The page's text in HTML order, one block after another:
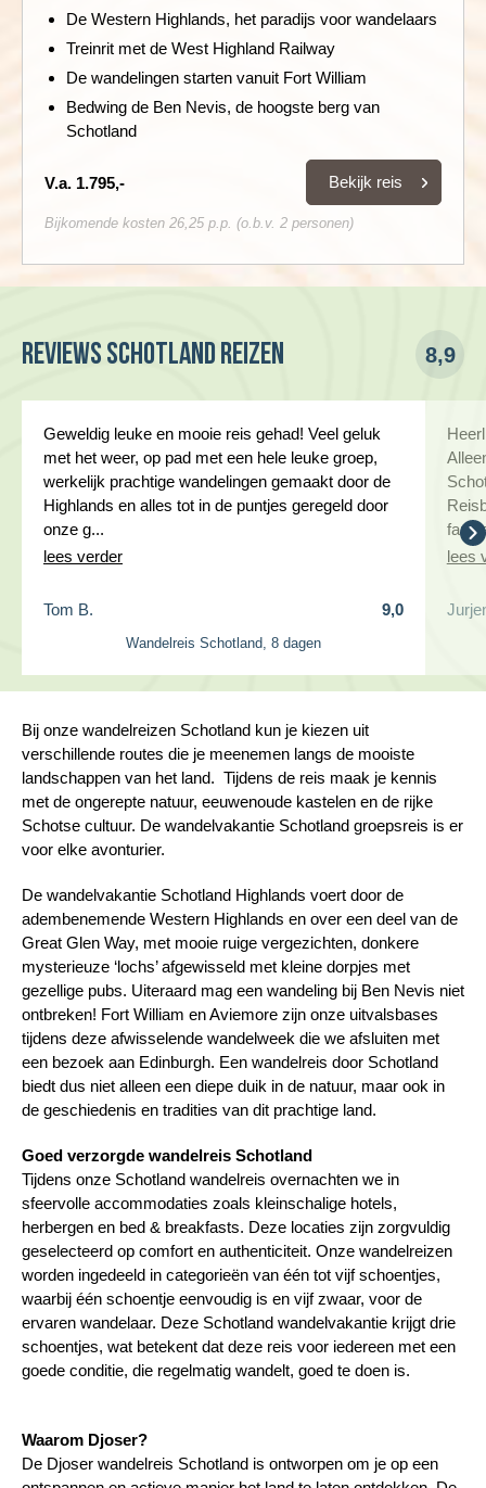
De Western Highlands, het paradijs voor wandelaars
Treinrit met de West Highland Railway
De wandelingen starten vanuit Fort William
Bedwing de Ben Nevis, de hoogste berg van
Schotland
V.a. 1.795,- Bekijk reis
Bijkomende kosten 26,25 p.p. (o.b.v. 2 personen)
Reviews Schotland reizen 8,9
Geweldig leuke en mooie reis gehad! Veel geluk
met het weer, op pad met een hele leuke groep,
werkelijk prachtige wandelingen gemaakt door de
Highlands en alles tot in de puntjes geregeld door
onze g...
lees verder
Tom B. 9,0
Wandelreis Schotland, 8 dagen
lees
Bij onze wandelreizen Schotland kun je kiezen uit
verschillende routes die je meenemen langs de mooiste
landschappen van het land. Tijdens de reis maak je kennis
met de ongerepte natuur, eeuwenoude kastelen en de rijke
Schotse cultuur. De wandelvakantie Schotland groepsreis is er
voor elke avonturier.
De wandelvakantie Schotland Highlands voert door de
adembenemende Western Highlands en over een deel van de
Great Glen Way, met mooie ruige vergezichten, donkere
mysterieuze ‘lochs’ afgewisseld met kleine dorpjes met
gezellige pubs. Uiteraard mag een wandeling bij Ben Nevis niet
ontbreken! Fort William en Aviemore zijn onze uitvalsbases
tijdens deze afwisselende wandelweek die we afsluiten met
een bezoek aan Edinburgh. Een wandelreis door Schotland
biedt dus niet alleen een diepe duik in de natuur, maar ook in
de geschiedenis en tradities van dit prachtige land.
Goed verzorgde wandelreis Schotland
Tijdens onze Schotland wandelreis overnachten we in
sfeervolle accommodaties zoals kleinschalige hotels,
herbergen en bed & breakfasts. Deze locaties zijn zorgvuldig
geselecteerd op comfort en authenticiteit. Onze wandelreizen
worden ingedeeld in categorieën van één tot vijf schoentjes,
waarbij één schoentje eenvoudig is en vijf zwaar, voor de
ervaren wandelaar. Deze Schotland wandelvakantie krijgt drie
schoentjes, wat betekent dat deze reis voor iedereen met een
goede conditie, die regelmatig wandelt, goed te doen is.
Waarom Djoser?
De Djoser wandelreis Schotland is ontworpen om je op een